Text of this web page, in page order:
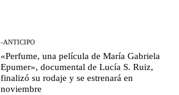
-ANTICIPO
«Perfume, una película de María Gabriela
Epumer», documental de Lucía S. Ruiz,
finalizó su rodaje y se estrenará en
noviembre